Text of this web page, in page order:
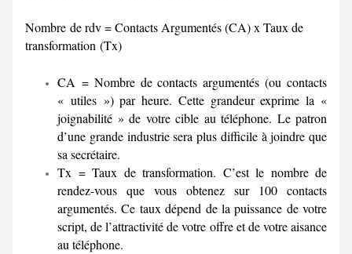
Nombre de rdv = Contacts Argumentés (CA) x Taux de
transformation (Tx)
CA = Nombre de contacts argumentés (ou contacts
« utiles ») par heure. Cette grandeur exprime la «
joignabilité » de votre cible au téléphone. Le patron
d’une grande industrie sera plus difficile à joindre que
sa secrétaire.
Tx = Taux de transformation. C’est le nombre de
rendez-vous que vous obtenez sur 100 contacts
argumentés. Ce taux dépend de la puissance de votre
script, de l’attractivité de votre offre et de votre aisance
au téléphone.